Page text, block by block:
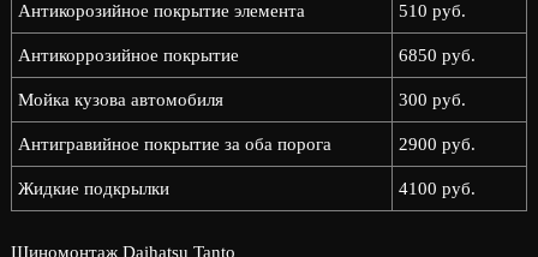
Антикорозийное покрытие элемента 510 руб.
Антикоррозийное покрытие 6850 руб.
Мойка кузова автомобиля 300 руб.
Антигравийное покрытие за оба порога 2900 руб.
Жидкие подкрылки 4100 руб.
Шиномонтаж Daihatsu Tanto